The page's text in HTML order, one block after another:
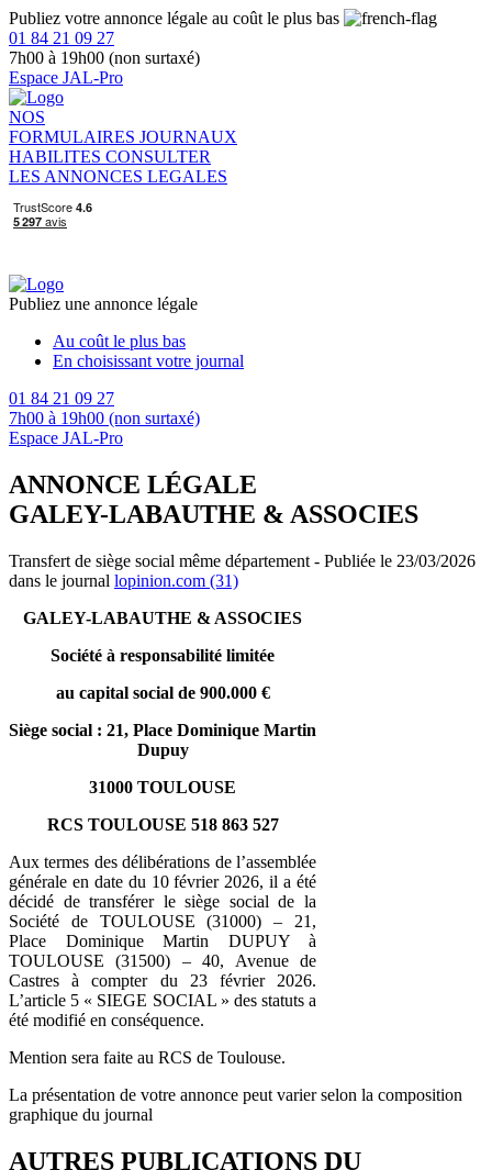
Publiez votre annonce légale au coût le plus bas
01 84 21 09 27
7h00 à 19h00 (non surtaxé)
Espace JAL-Pro
NOS
FORMULAIRES JOURNAUX
HABILITES CONSULTER
LES ANNONCES LEGALES
Publiez une annonce légale
Au coût le plus bas
En choisissant votre journal
01 84 21 09 27
7h00 à 19h00 (non surtaxé)
Espace JAL-Pro
ANNONCE LÉGALE
GALEY-LABAUTHE & ASSOCIES
Transfert de siège social même département - Publiée le 23/03/2026
dans le journal lopinion.com (31)
GALEY-LABAUTHE & ASSOCIES
Société à responsabilité limitée
au capital social de 900.000 €
Siège social : 21, Place Dominique Martin
Dupuy
31000 TOULOUSE
RCS TOULOUSE 518 863 527
Aux termes des délibérations de l’assemblée
générale en date du 10 février 2026, il a été
décidé de transférer le siège social de la
Société de TOULOUSE (31000) – 21,
Place Dominique Martin DUPUY à
TOULOUSE (31500) – 40, Avenue de
Castres à compter du 23 février 2026.
L’article 5 « SIEGE SOCIAL » des statuts a
été modifié en conséquence.
Mention sera faite au RCS de Toulouse.
La présentation de votre annonce peut varier selon la composition
graphique du journal
AUTRES PUBLICATIONS DU